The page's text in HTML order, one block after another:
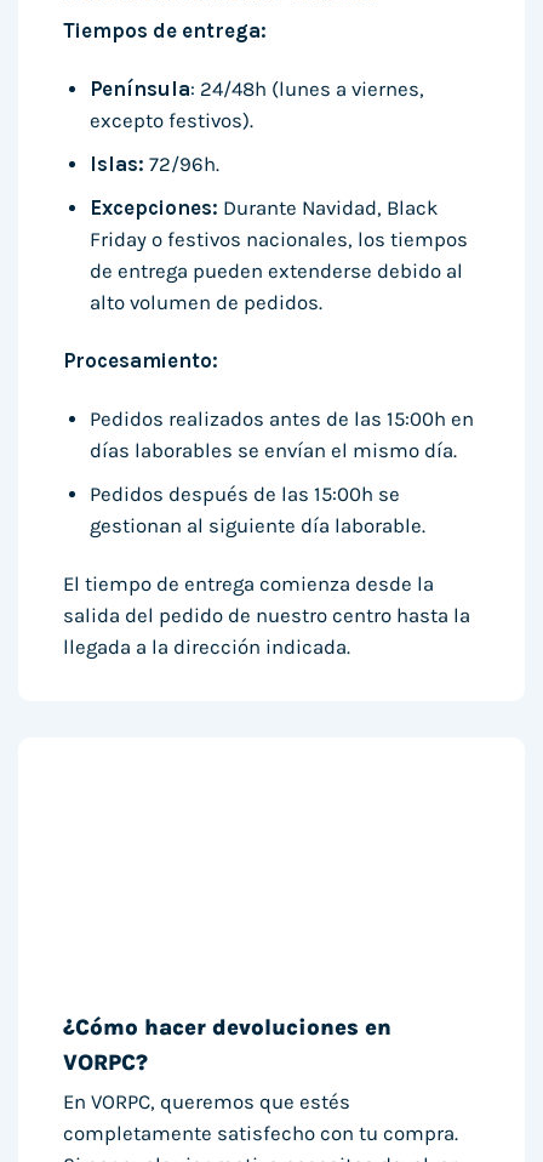
Tiempos de entrega:
Península: 24/48h (lunes a viernes,
excepto festivos).
Islas: 72/96h.
Excepciones: Durante Navidad, Black
Friday o festivos nacionales, los tiempos
de entrega pueden extenderse debido al
alto volumen de pedidos.
Procesamiento:
Pedidos realizados antes de las 15:00h en
días laborables se envían el mismo día.
Pedidos después de las 15:00h se
gestionan al siguiente día laborable.
El tiempo de entrega comienza desde la
salida del pedido de nuestro centro hasta la
llegada a la dirección indicada.
¿Cómo hacer devoluciones en
VORPC?
En VORPC, queremos que estés
completamente satisfecho con tu compra.